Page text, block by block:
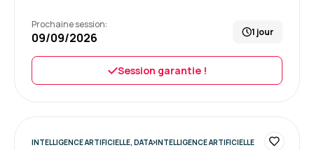
Formation : IA générative, travaillez 3 fois plus vite
Prochaine session:
09/09/2026 1 jour
Session garantie !
INTELLIGENCE ARTIFICIELLE, DATA INTELLIGENCE ARTIFICIELLE